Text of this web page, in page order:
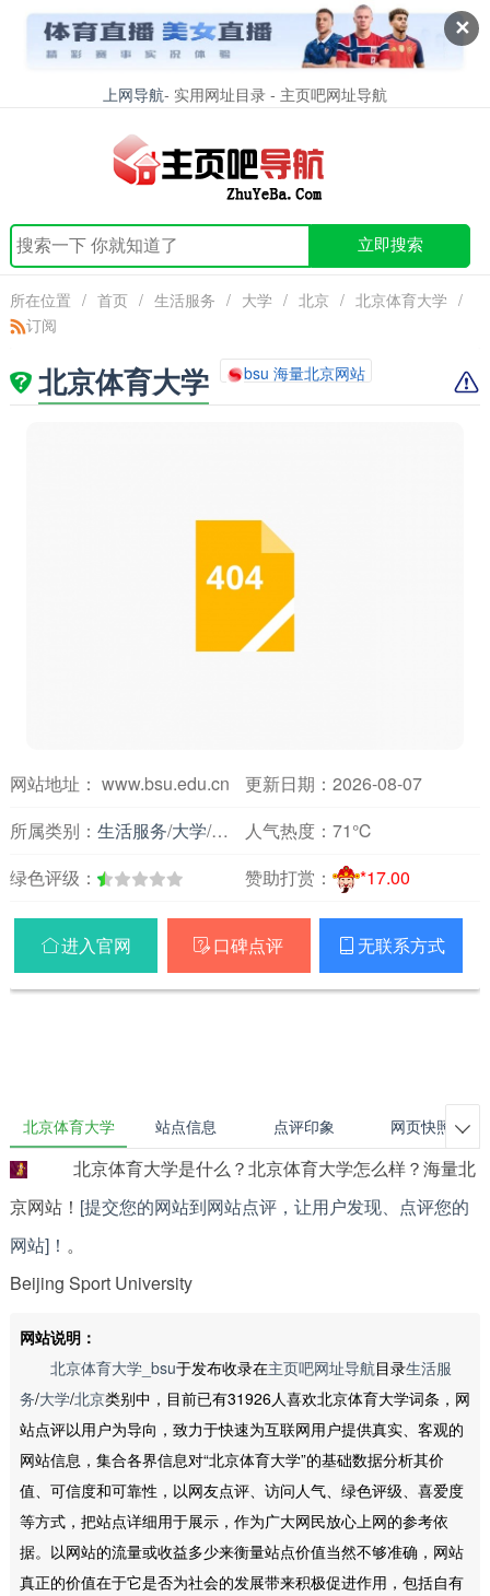
✕
上网导航- 实用网址目录 - 主页吧网址导航
立即搜索
所在位置 / 首页 / 生活服务 / 大学 / 北京 / 北京体育大学 /
订阅
北京体育大学 bsu 海量北京网站
网站地址： www.bsu.edu.cn
更新日期：2026-08-07
所属类别： 生活服务/大学/北京 人气热度： 71℃
绿色评级：
赞助打赏： *17.00
进入官网  口碑点评  无联系方式
北京体育大学 站点信息 点评印象 网页快照 
北京体育大学是什么？北京体育大学怎么样？海量北
京网站！ [提交您的网站到网站点评，让用户发现、点评您的
网站]！ 。
Beijing Sport University
网站说明：
北京体育大学_bsu于发布收录在主页吧网址导航目录生活服
务/大学/北京类别中，目前已有31926人喜欢北京体育大学词条，网
站点评以用户为导向，致力于快速为互联网用户提供真实、客观的
网站信息，集合各界信息对“北京体育大学”的基础数据分析其价
值、可信度和可靠性，以网友点评、访问人气、绿色评级、喜爱度
等方式，把站点详细用于展示，作为广大网民放心上网的参考依
据。以网站的流量或收益多少来衡量站点价值当然不够准确，网站
真正的价值在于它是否为社会的发展带来积极促进作用，包括自有